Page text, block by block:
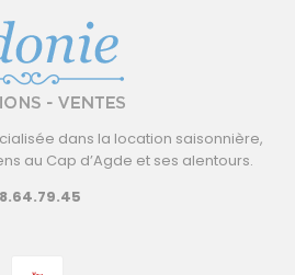
dans la location saisonnière,
au Cap d’Agde et ses alentours.